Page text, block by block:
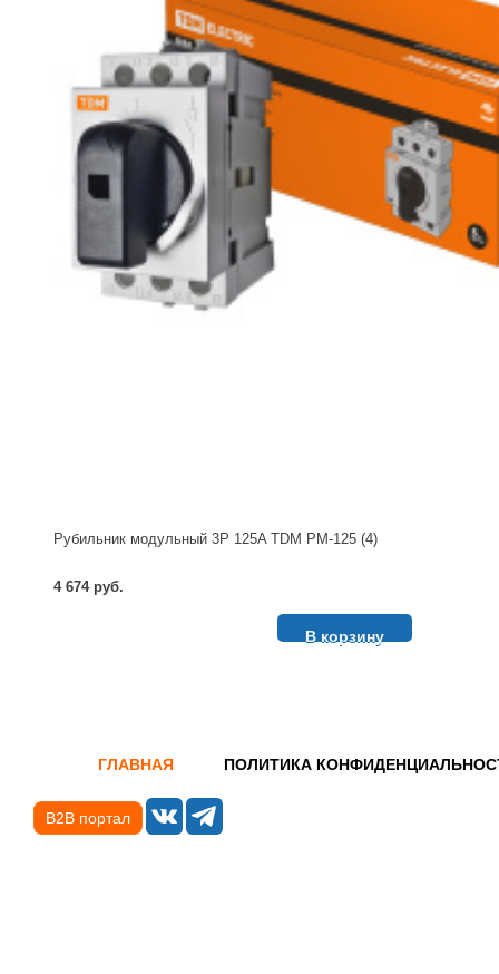
Рубильник модульный 3P 125A TDM РМ-125 (4)
4 674 руб.
В корзину
ГЛАВНАЯ ПОЛИТИКА
B2B портал